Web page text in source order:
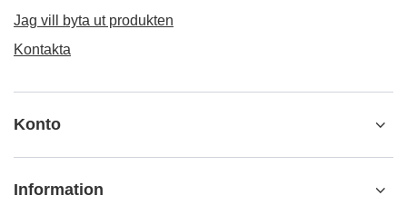
Jag vill byta ut produkten
Kontakta
Konto
Information